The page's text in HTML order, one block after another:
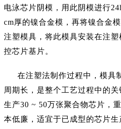
电泳芯片阴模，用此阴模进行
cm厚的镍合金模，再将镍合金
注塑模具，将此模具安装在注
控芯片基片。
在注塑法制作过程中，模具
周期长，是整个工艺过程中的
生产30 ~ 50万张聚合物芯片，
本低廉，适宜于已成型的芯片生